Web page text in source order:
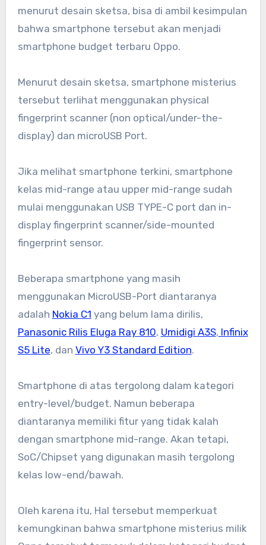
menurut desain sketsa, bisa di ambil kesimpulan
bahwa smartphone tersebut akan menjadi
smartphone budget terbaru Oppo.
Menurut desain sketsa, smartphone misterius
tersebut terlihat menggunakan physical
fingerprint scanner (non optical/under-the-
display) dan microUSB Port.
Jika melihat smartphone terkini, smartphone
kelas mid-range atau upper mid-range sudah
mulai menggunakan USB TYPE-C port dan in-
display fingerprint scanner/side-mounted
fingerprint sensor.
Beberapa smartphone yang masih
menggunakan MicroUSB-Port diantaranya
adalah Nokia C1 yang belum lama dirilis,
Panasonic Rilis Eluga Ray 810, Umidigi A3S, Infinix
S5 Lite, dan Vivo Y3 Standard Edition.
Smartphone di atas tergolong dalam kategori
entry-level/budget. Namun beberapa
diantaranya memiliki fitur yang tidak kalah
dengan smartphone mid-range. Akan tetapi,
SoC/Chipset yang digunakan masih tergolong
kelas low-end/bawah.
Oleh karena itu, Hal tersebut memperkuat
kemungkinan bahwa smartphone misterius milik